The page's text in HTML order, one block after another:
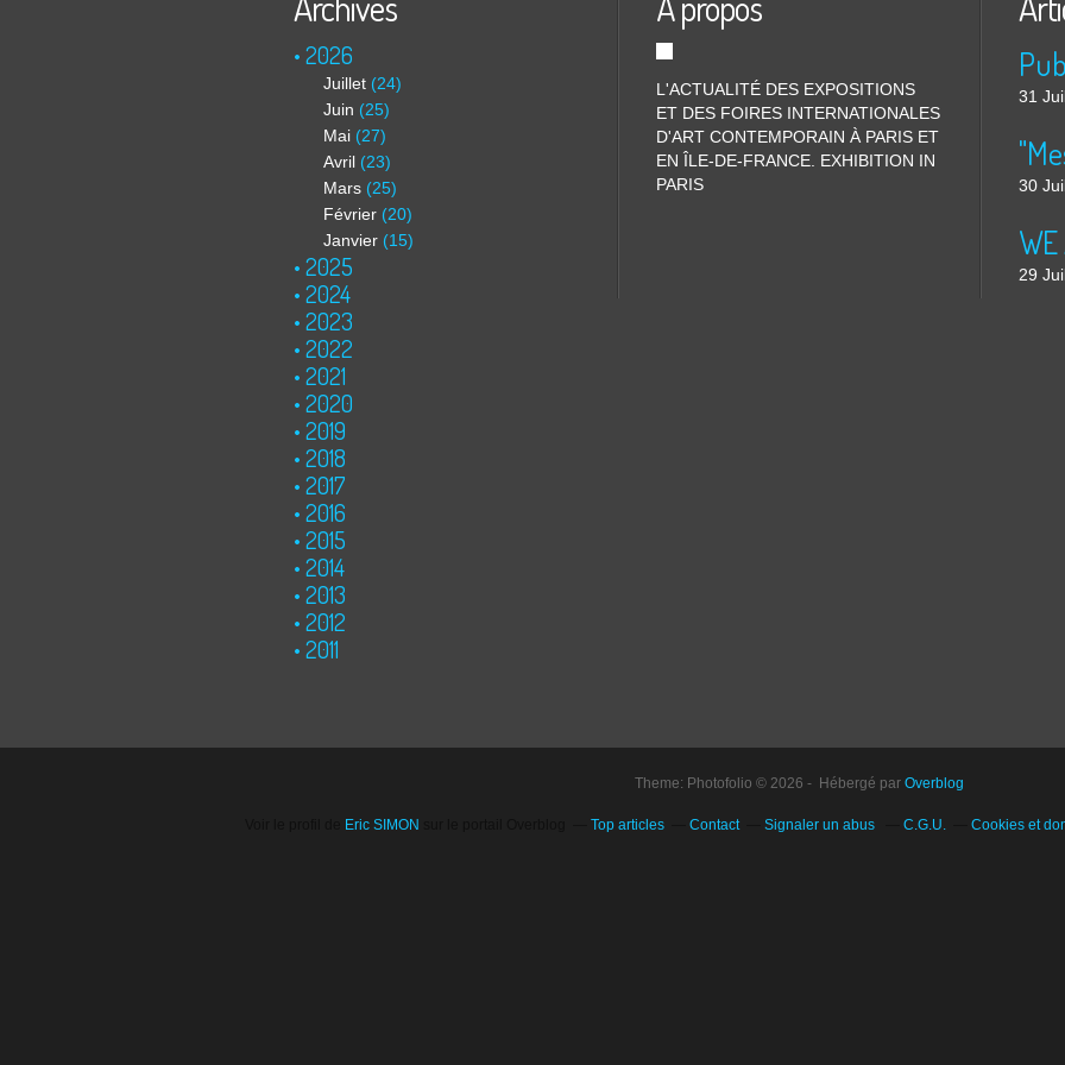
2026
Juillet (24)
Juin (25)
Mai (27)
Avril (23)
Mars (25)
Février (20)
Janvier (15)
2025
2024
2023
2022
2021
2020
2019
2018
2017
2016
2015
2014
2013
2012
2011
L'ACTUALITÉ DES EXPOSITIONS
ET DES FOIRES INTERNATIONALES
D'ART CONTEMPORAIN À PARIS ET
EN ÎLE-DE-FRANCE. EXHIBITION IN
PARIS
31
30
29
Theme: Photofolio © 2026 - Hébergé par Overblog
Eric SIMON Top articles Contact Signaler un abus C.G.U. Cookies et